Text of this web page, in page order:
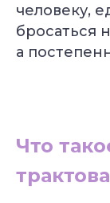
человеку,
бросаться
а
Что